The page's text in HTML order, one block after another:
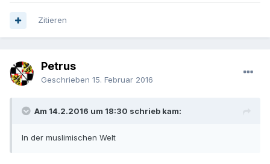
Zitieren
Petrus
Geschrieben 15. Februar 2016
Am 14.2.2016 um 18:30 schrieb kam:
In der muslimischen Welt